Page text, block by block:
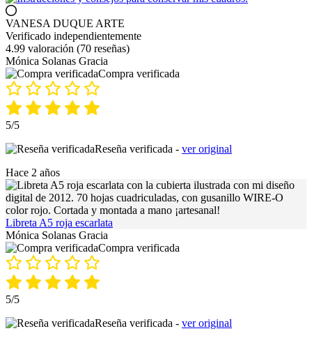
VANESA DUQUE ARTE
Verificado independientemente
4.99 valoración (70 reseñas)
Mónica Solanas Gracia
Compra verificada
5/5
Reseña verificada - ver original
Hace 2 años
Libreta A5 roja escarlata
Mónica Solanas Gracia
Compra verificada
5/5
Reseña verificada - ver original